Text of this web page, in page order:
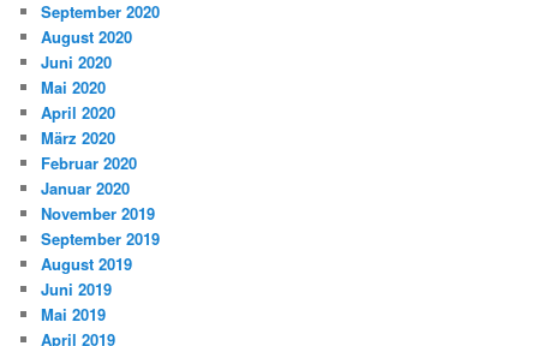
September 2020
August 2020
Juni 2020
Mai 2020
April 2020
März 2020
Februar 2020
Januar 2020
November 2019
September 2019
August 2019
Juni 2019
Mai 2019
April 2019